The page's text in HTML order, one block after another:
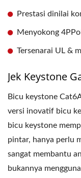
Prestasi dinilai
Menyokong
Tersenarai UL &
Jek Keystone
Bicu keystone
versi inovatif bicu
bicu keystone
pintar, hanya perlu
sangat membantu
bukannya